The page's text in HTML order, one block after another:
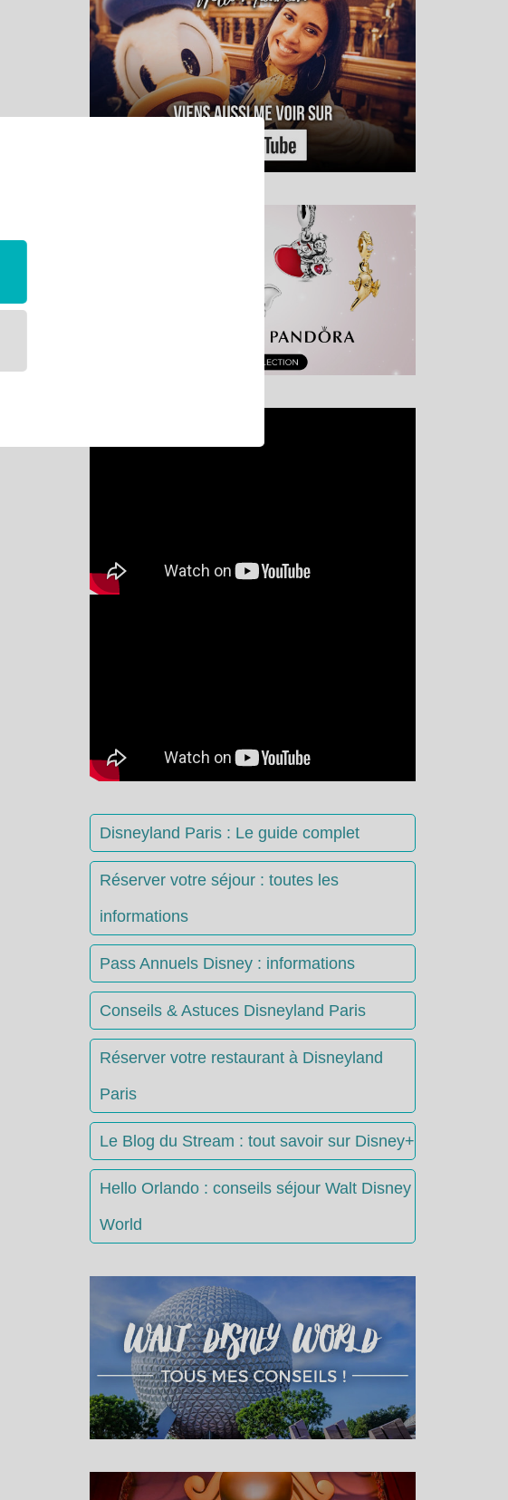
Disneyland Paris : Le guide complet
Réserver votre séjour : toutes les
informations
Pass Annuels Disney : informations
Conseils & Astuces Disneyland Paris
Réserver votre restaurant à Disneyland
Paris
Le Blog du Stream : tout savoir sur Disney+
Hello Orlando : conseils séjour Walt Disney
World